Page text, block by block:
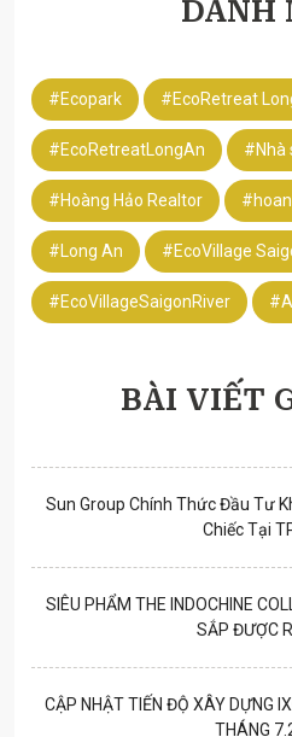
DANH
#Ecopark #EcoRetreat
#EcoRetreatLongAn #Nhà
#Hoàng Hảo Realtor
#Long An #EcoVillage
#EcoVillageSaigonRiver
BÀI VIẾT
Sun Group Chính Thức Đầu Tư
Chiếc Tại
SIÊU PHẨM THE INDOCHINE
SẮP ĐƯỢC
CẬP NHẬT TIẾN ĐỘ XÂY DỰNG
THÁNG